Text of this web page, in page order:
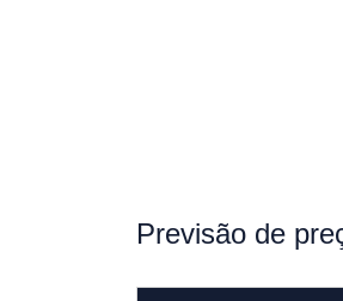
Previsão de